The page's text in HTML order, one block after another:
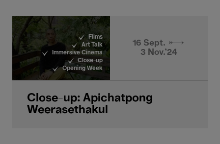
Films
Art Talk
Immersive Cinema
Close-up
Opening Week
16 Sept. →
3 Nov.'24
Close-up: Apichatpong
Weerasethakul